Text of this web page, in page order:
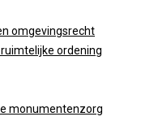
omgevingsrecht
ordening
monumentenzorg